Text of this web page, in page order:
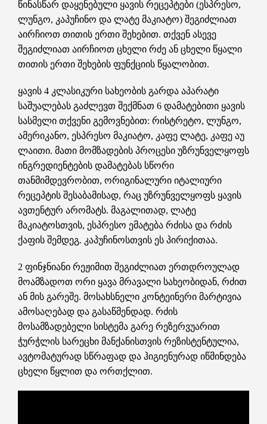
წინასწარ დაყენებული ყავის რეცეპტები (ესპრესო,
ლუნგო, კაპუჩინო და ლატე მაკიატო) შეგიძლიათ
აირჩიოთ თითის ერთი შეხებით. თქვენ ასევე
შეგიძლიათ აირჩიოთ ცხელი რძე ან ცხელი წყალი
თითის ერთი შეხების ფუნქციის წყალობით.
ყავის 4 კლასიკური სახეობის გარდა აპარატი
საშუალებას გაძლევთ შექმნათ 6 დამატებითი ყავის
სასმელი თქვენი გემოვნებით: რისტრეტო, ლუნგო,
ამერიკანო, ესპრესო მაკიატო, კაფე ლატე, კაფე აუ
ლაითი. მათი მომზადების პროცესი უზრუნველყოფს
ინგრედიენტების დამატებას სწორი
თანმიმდევრობით, ორიგინალური იტალიური
რეცეპტის შესაბამისად, რაც უზრუნველყოფს ყავის
ავთენტურ არომატს. მაგალითად, ლატე
მაკიატოსთვის, ესპრესო ემატება რძისა და რძის
ქაფის შემდეგ. კაპუჩინოსთვის ეს პირიქითაა.
2 ფინჯნიანი რეჟიმით შეგიძლიათ ერთდროულად
მოამზადოთ ორი ყავა მრავალი სახეობიდან, რძით
ან მის გარეშე. მოსახსნელი კონტეინერი მარტივია
ამოსაღებად და გასაწმენდად. რძის
მოსამზადებელი სისტემა გარე რეზერვუარით
ჭურჭლის სარეცხი მანქანისთვის რეზისტენტულია,
ავტომატურად სწრაფად და ჰიგიენურად იწმინდება
ცხელი წყლით და ორთქლით.